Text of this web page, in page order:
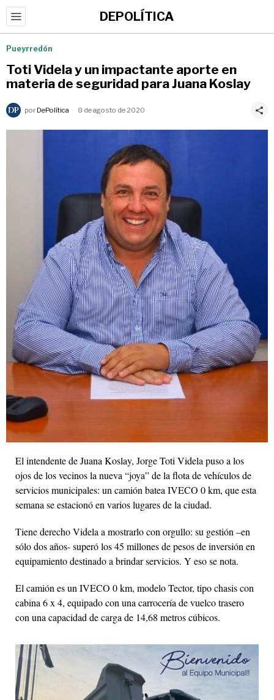
DEPOLÍTICA
Pueyrredón
Toti Videla y un impactante aporte en
materia de seguridad para Juana Koslay
por DePolítica 8 de agosto de 2020
El intendente de Juana Koslay, Jorge Toti Videla puso a los
ojos de los vecinos la nueva “joya” de la flota de vehículos de
servicios municipales: un camión batea IVECO 0 km, que esta
semana se estacionó en varios lugares de la ciudad.
Tiene derecho Videla a mostrarlo con orgullo: su gestión –en
sólo dos años- superó los 45 millones de pesos de inversión en
equipamiento destinado a brindar servicios. Y eso se nota.
El camión es un IVECO 0 km, modelo Tector, tipo chasis con
cabina 6 x 4, equipado con una carrocería de vuelco trasero
con una capacidad de carga de 14,68 metros cúbicos.